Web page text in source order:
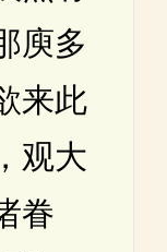
庾多
来此
观大
眷